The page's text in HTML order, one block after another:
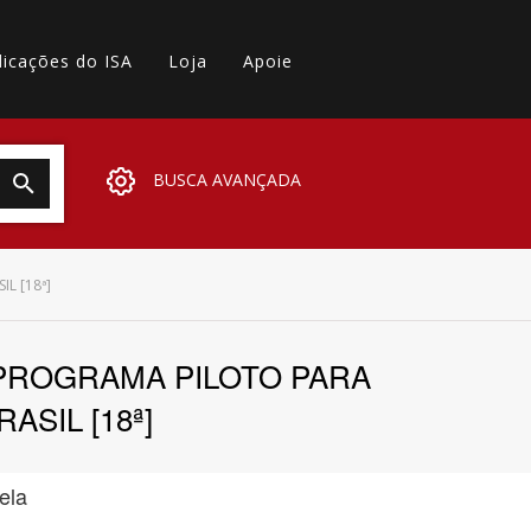
do ISA Loja Apoie
BUSCA AVANÇADA
[18ª]
PILOTO PARA
[18ª]